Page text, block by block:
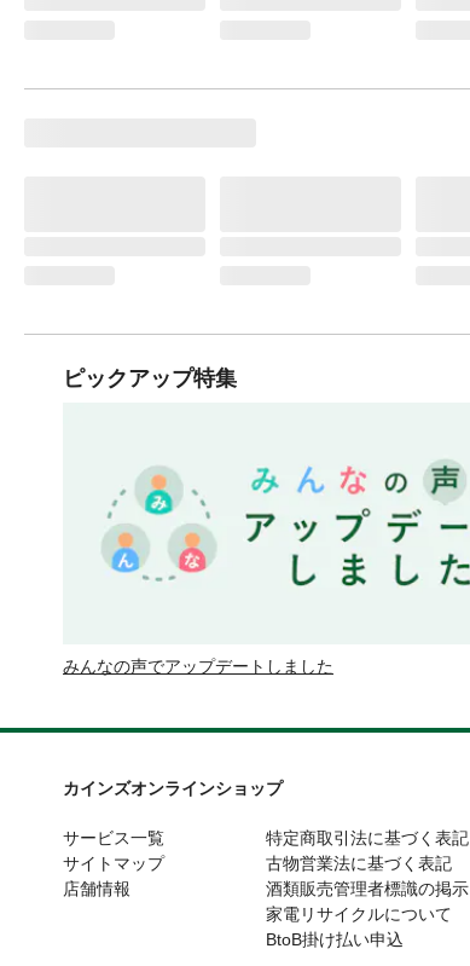
ピックアップ特集
みんなの声でアップデートしました
カインズオンラインショップ
サービス一覧
サイトマップ
店舗情報
特定商取引法に基づく表記
古物営業法に基づく表記
酒類販売管理者標識の掲示
家電リサイクルについて
BtoB掛け払い申込